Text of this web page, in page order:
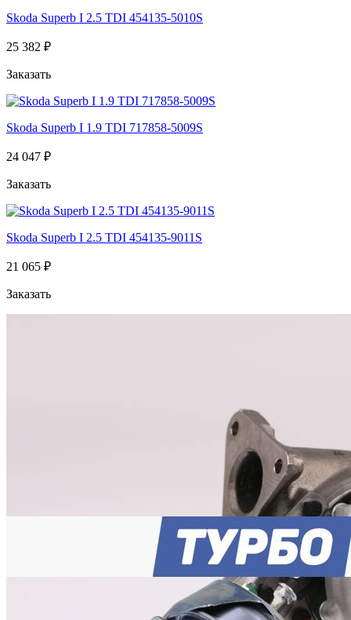
Skoda Superb I 2.5 TDI 454135-5010S
25 382 ₽
Заказать
Skoda Superb I 1.9 TDI 717858-5009S
24 047 ₽
Заказать
Skoda Superb I 2.5 TDI 454135-9011S
21 065 ₽
Заказать